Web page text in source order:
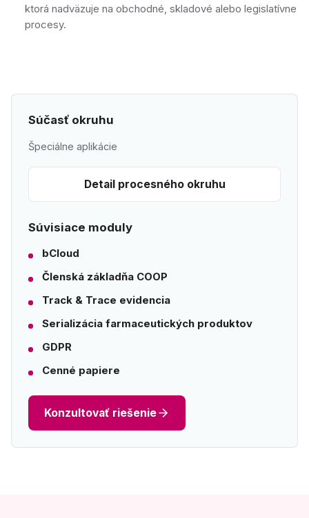
ktorá nadväzuje na obchodné, skladové alebo legislatívne
procesy.
Súčasť okruhu
Špeciálne aplikácie
Detail procesného okruhu
Súvisiace moduly
bCloud
Členská základňa COOP
Track & Trace evidencia
Serializácia farmaceutických produktov
GDPR
Cenné papiere
Konzultovať riešenie